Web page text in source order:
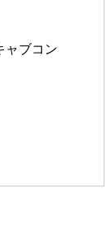
ャブコン